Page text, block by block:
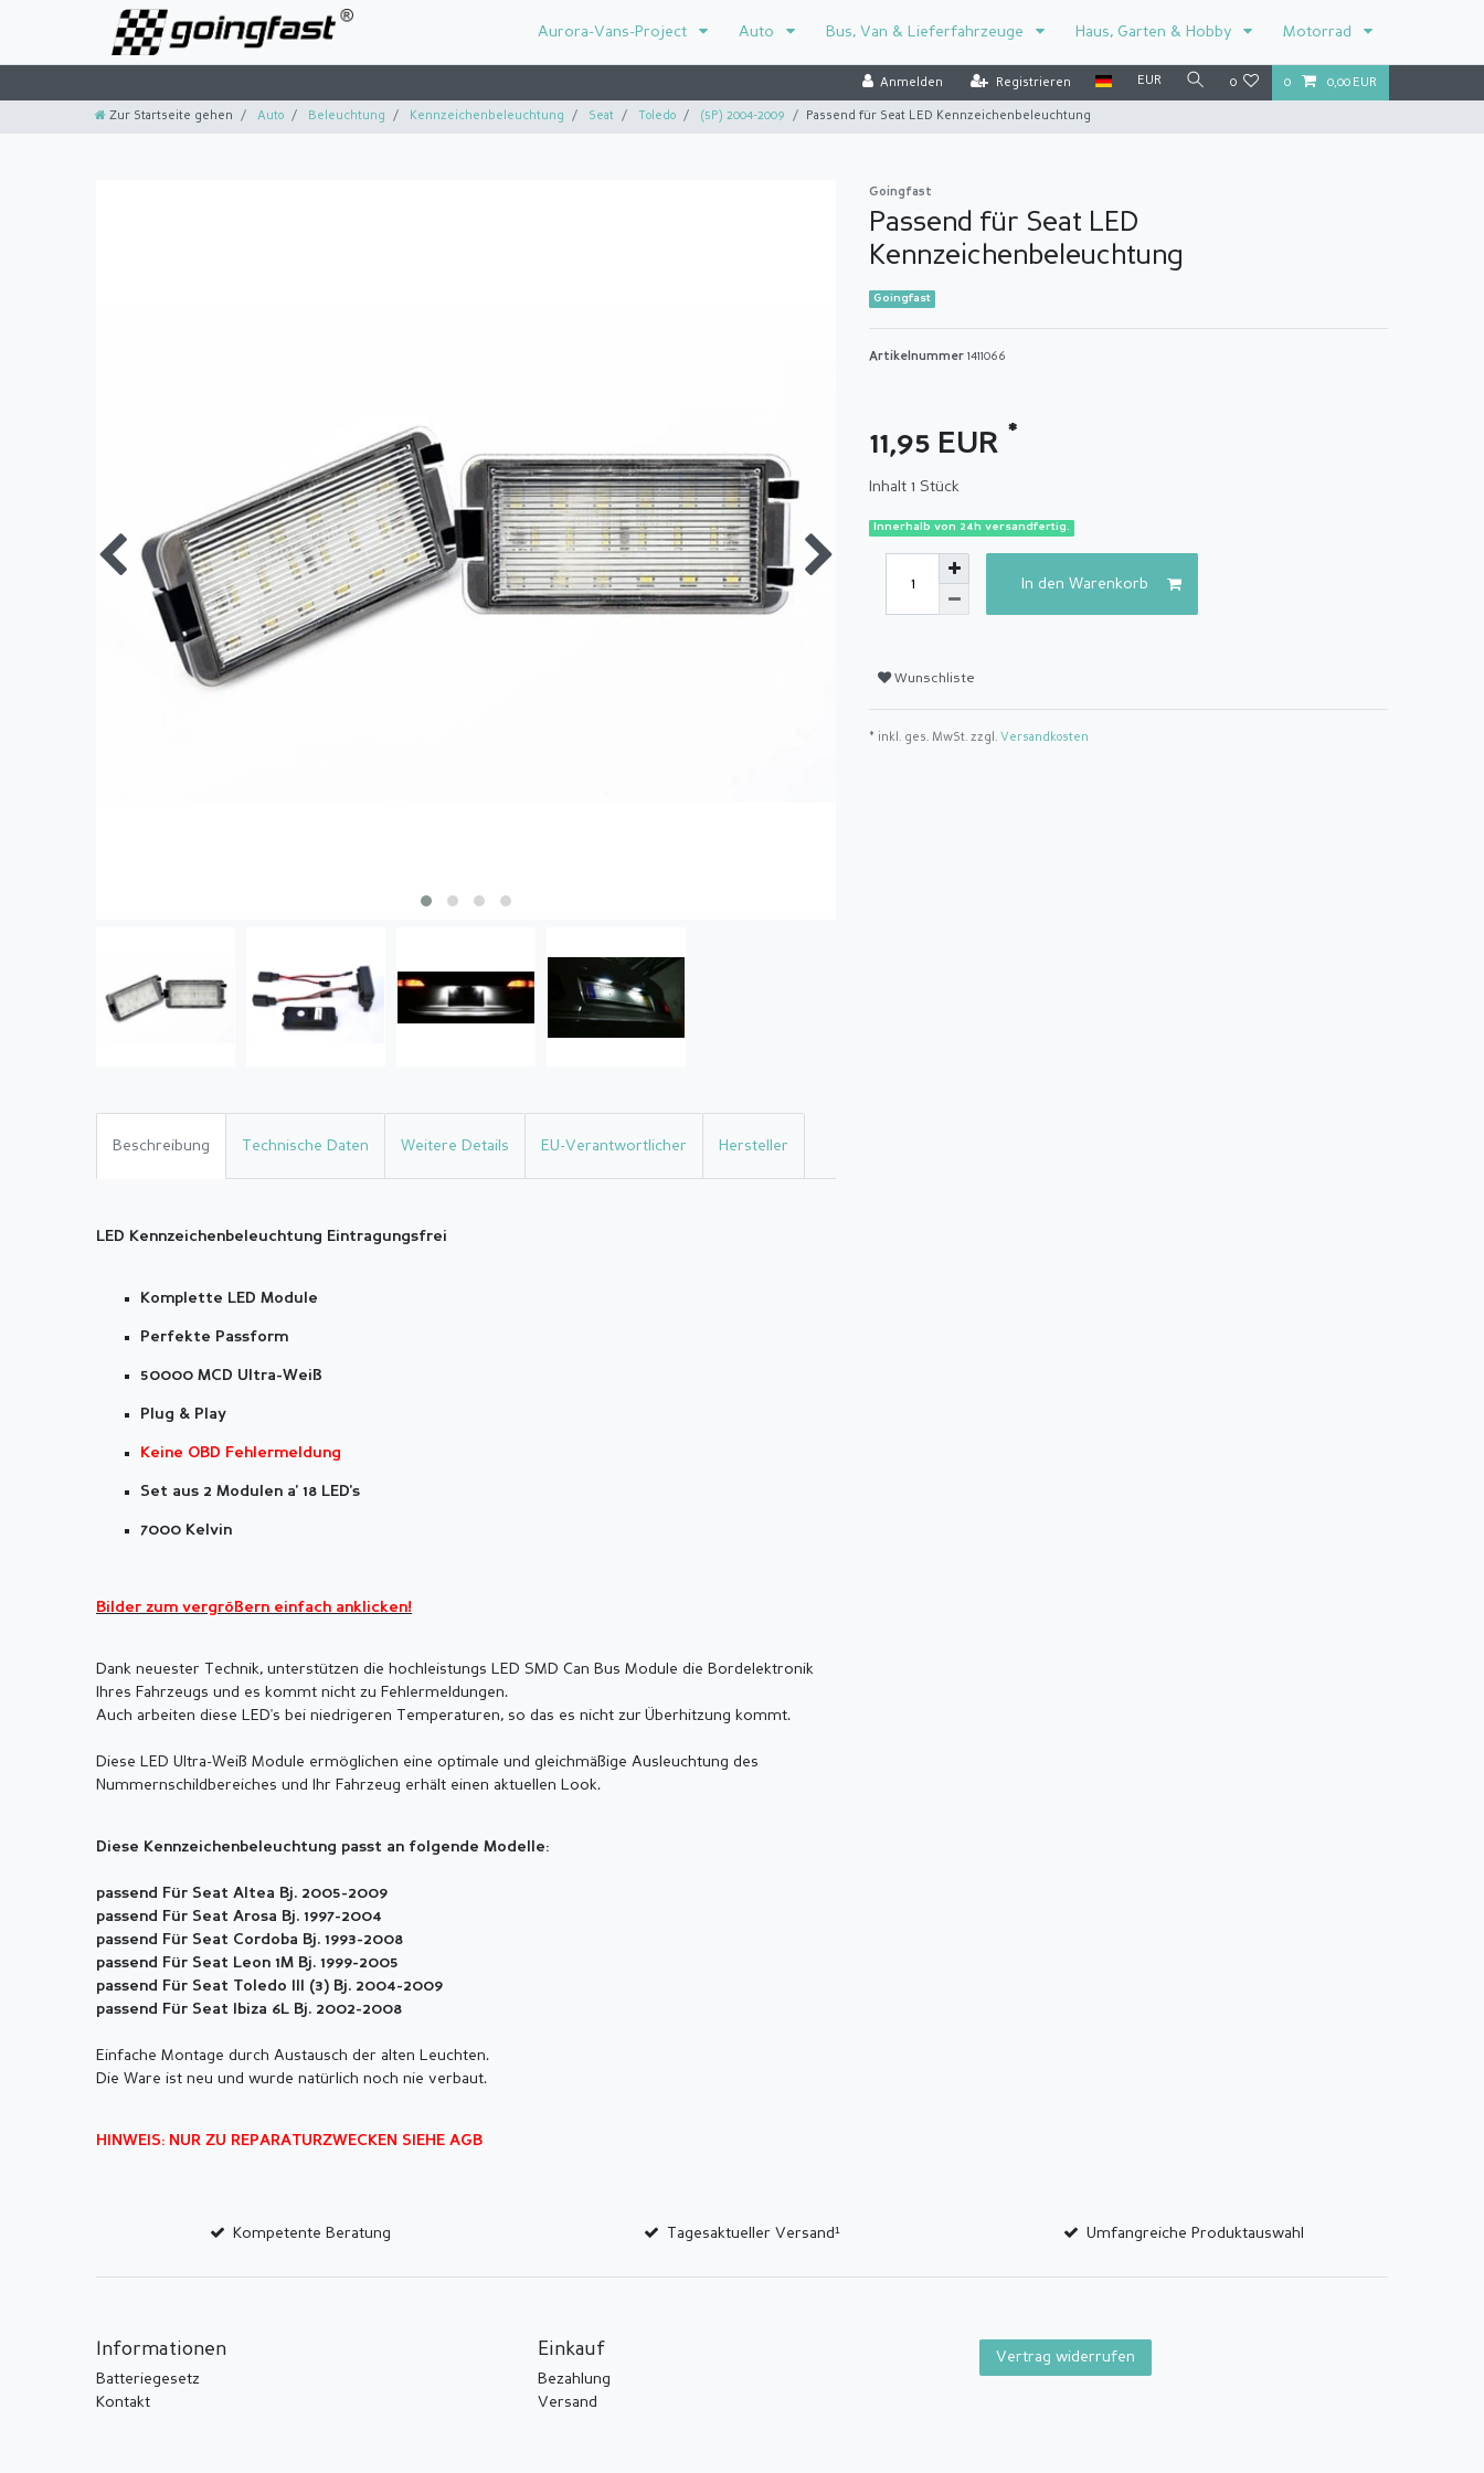
Aurora-Vans-Project Auto Bus, Van & Lieferfahrzeuge Haus, Garten & Hobby Motorrad
Anmelden Registrieren EUR 0 0 0,00 EUR
Zur Startseite gehen Auto Beleuchtung Kennzeichenbeleuchtung Seat Toledo (5P) 2004-2009 Passend für Seat LED Kennzeichenbeleuchtung
Goingfast
Passend für Seat LED
Kennzeichenbeleuchtung
Goingfast
Artikelnummer 1411066
11,95 EUR *
Inhalt 1 Stück
Innerhalb von 24h versandfertig.
In den Warenkorb
Wunschliste
* inkl. ges. MwSt. zzgl. Versandkosten
Beschreibung Technische Daten Weitere Details EU-Verantwortlicher Hersteller
LED Kennzeichenbeleuchtung Eintragungsfrei
Komplette LED Module
Perfekte Passform
50000 MCD Ultra-Weiß
Plug & Play
Keine OBD Fehlermeldung
Set aus 2 Modulen a' 18 LED's
7000 Kelvin
Bilder zum vergrößern einfach anklicken!
Dank neuester Technik, unterstützen die hochleistungs LED SMD Can Bus Module die Bordelektronik
Ihres Fahrzeugs und es kommt nicht zu Fehlermeldungen.
Auch arbeiten diese LED's bei niedrigeren Temperaturen, so das es nicht zur Überhitzung kommt.
Diese LED Ultra-Weiß Module ermöglichen eine optimale und gleichmäßige Ausleuchtung des
Nummernschildbereiches und Ihr Fahrzeug erhält einen aktuellen Look.
Diese Kennzeichenbeleuchtung passt an folgende Modelle:
passend Für Seat Altea Bj. 2005-2009
passend Für Seat Arosa Bj. 1997-2004
passend Für Seat Cordoba Bj. 1993-2008
passend Für Seat Leon 1M Bj. 1999-2005
passend Für Seat Toledo III (3) Bj. 2004-2009
passend Für Seat Ibiza 6L Bj. 2002-2008
Einfache Montage durch Austausch der alten Leuchten.
Die Ware ist neu und wurde natürlich noch nie verbaut.
HINWEIS: NUR ZU REPARATURZWECKEN SIEHE AGB
Kompetente Beratung Tagesaktueller Versand¹ Umfangreiche Produktauswahl
Informationen
Batteriegesetz
Kontakt
Einkauf
Bezahlung
Versand
Vertrag widerrufen